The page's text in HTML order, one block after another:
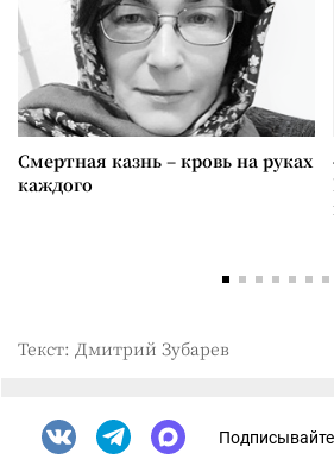
Смертная казнь – кровь на руках
каждого
Текст: Дмитрий Зубарев